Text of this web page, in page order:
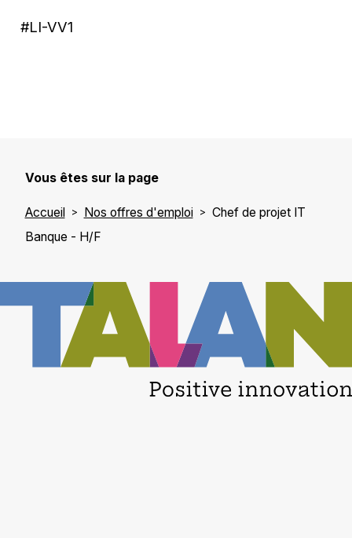
#LI-VV1
Vous êtes sur la page
Accueil Nos offres d'emploi
Chef de projet IT
Banque - H/F